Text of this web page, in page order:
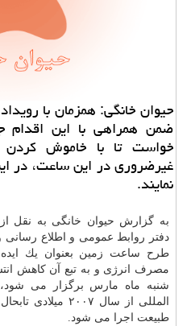
ضمن همراهی با این اقدام
خواست تا با خاموش
غیرضروری در این ساعت، در
نمایند.
به گزارش حیوان خانگی به نقل
دفتر روابط عمومی و اطلاع رسانی
طرح ساعت زمین بعنوان یك
مصرف انرژی و به تبع آن كاهش
شنبه ماه مارس برگزار می شود،
المللی از سال
طبیعت اجرا می شود.